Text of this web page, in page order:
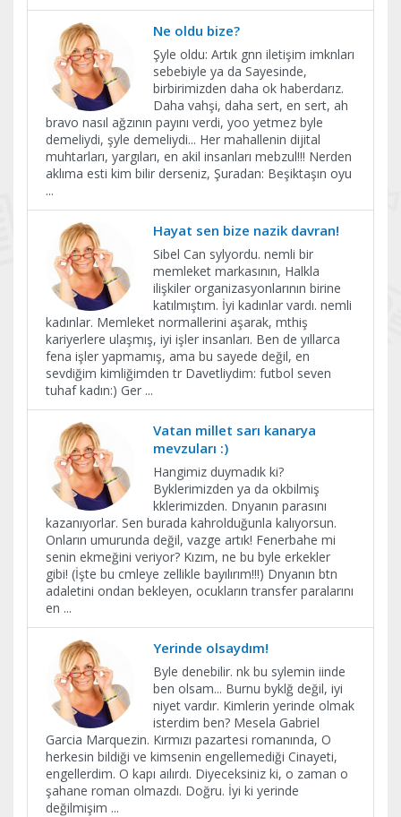
Ne oldu bize?
Şyle oldu: Artık gnn iletişim imknları
sebebiyle ya da Sayesinde,
birbirimizden daha ok haberdarız.
Daha vahşi, daha sert, en sert, ah
bravo nasıl ağzının payını verdi, yoo yetmez byle
demeliydi, şyle demeliydi... Her mahallenin dijital
muhtarları, yargıları, en akil insanları mebzul!!! Nerden
aklıma esti kim bilir derseniz, Şuradan: Beşiktaşın oyu
...
Hayat sen bize nazik davran!
Sibel Can sylyordu. nemli bir
memleket markasının, Halkla
ilişkiler organizasyonlarının birine
katılmıştım. İyi kadınlar vardı. nemli
kadınlar. Memleket normallerini aşarak, mthiş
kariyerlere ulaşmış, iyi işler insanları. Ben de yıllarca
fena işler yapmamış, ama bu sayede değil, en
sevdiğim kimliğimden tr Davetliydim: futbol seven
tuhaf kadın:) Ger ...
Vatan millet sarı kanarya
mevzuları :)
Hangimiz duymadık ki?
Byklerimizden ya da okbilmiş
kklerimizden. Dnyanın parasını
kazanıyorlar. Sen burada kahrolduğunla kalıyorsun.
Onların umurunda değil, vazge artık! Fenerbahe mi
senin ekmeğini veriyor? Kızım, ne bu byle erkekler
gibi! (İşte bu cmleye zellikle bayılırım!!!) Dnyanın btn
adaletini ondan bekleyen, ocukların transfer paralarını
en ...
Yerinde olsaydım!
Byle denebilir. nk bu sylemin iinde
ben olsam... Burnu byklğ değil, iyi
niyet vardır. Kimlerin yerinde olmak
isterdim ben? Mesela Gabriel
Garcia Marquezin. Kırmızı pazartesi romanında, O
herkesin bildiği ve kimsenin engellemediği Cinayeti,
engellerdim. O kapı aılırdı. Diyeceksiniz ki, o zaman o
şahane roman olmazdı. Doğru. İyi ki yerinde
değilmişim ...